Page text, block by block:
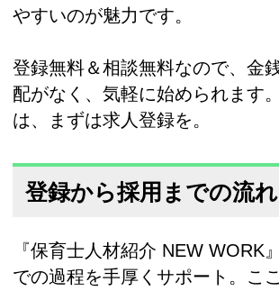
やすいのが魅力です。
登録無料＆相談無料なので、金
配がなく、気軽に始められます
は、まずは求人登録を。
登録から採用までの流れ
『保育士人材紹介 NEW WORK
での過程を手厚くサポート。こ